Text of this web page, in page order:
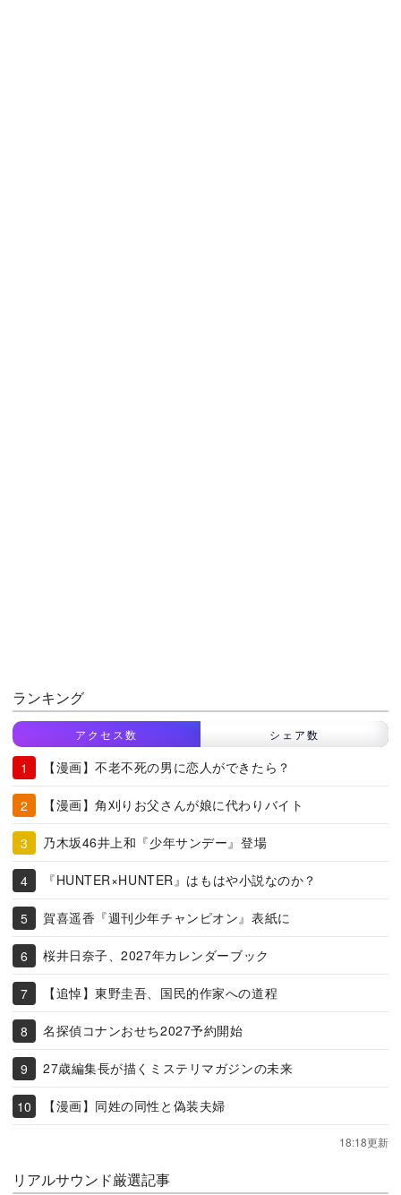
ランキング
アクセス数 シェア数
【漫画】不老不死の男に恋人ができたら？
【漫画】角刈りお父さんが娘に代わりバイト
乃木坂46井上和『少年サンデー』登場
『HUNTER×HUNTER』はもはや小説なのか？
賀喜遥香『週刊少年チャンピオン』表紙に
桜井日奈子、2027年カレンダーブック
【追悼】東野圭吾、国民的作家への道程
名探偵コナンおせち2027予約開始
27歳編集長が描くミステリマガジンの未来
【漫画】同姓の同性と偽装夫婦
18:18更新
リアルサウンド厳選記事